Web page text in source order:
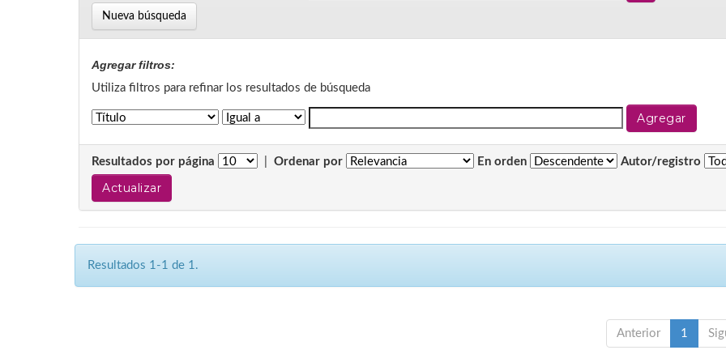
Nueva búsqueda
Agregar filtros:
Utiliza filtros para refinar los resultados de búsqueda
Resultados por página Ordenar por En orden Autor/registro
Resultados 1-1 de 1.
Anterior 1